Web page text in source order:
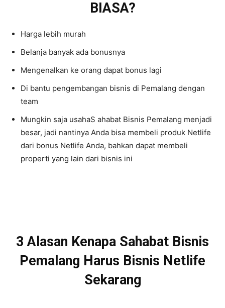
BIASA?
Harga lebih murah
Belanja banyak ada bonusnya
Mengenalkan ke orang dapat bonus lagi
Di bantu pengembangan bisnis di Pemalang dengan
team
Mungkin saja usahaS ahabat Bisnis Pemalang menjadi
besar, jadi nantinya Anda bisa membeli produk Netlife
dari bonus Netlife Anda, bahkan dapat membeli
properti yang lain dari bisnis ini
3 Alasan Kenapa Sahabat Bisnis
Pemalang Harus Bisnis Netlife
Sekarang